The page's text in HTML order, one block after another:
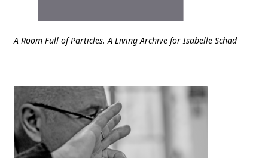
A Room Full of Particles. A Living Archive for Isabelle Schad